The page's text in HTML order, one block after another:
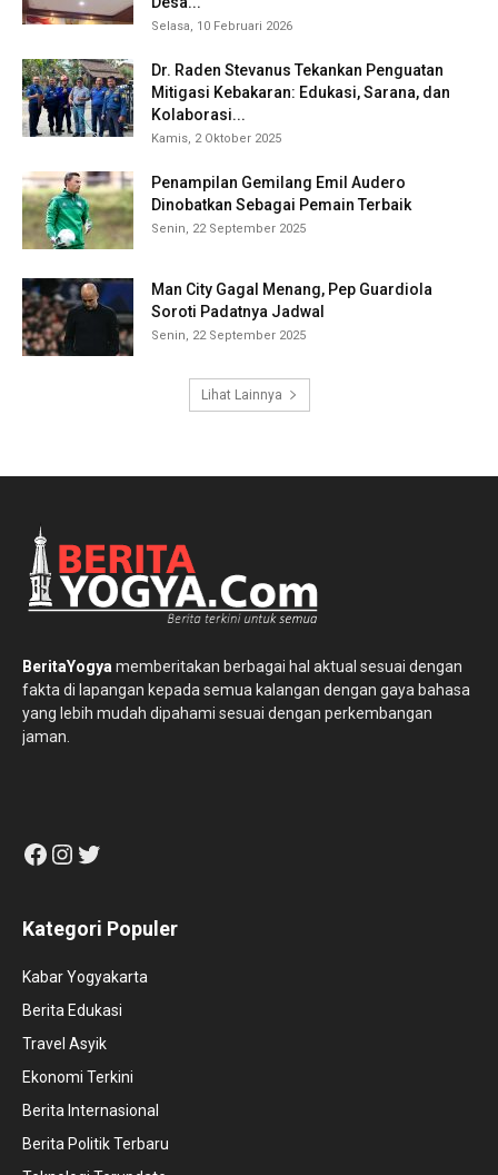
Selasa, 10 Februari 2026
Dr. Raden Stevanus Tekankan Penguatan
Mitigasi Kebakaran: Edukasi, Sarana, dan
Kolaborasi...
Kamis, 2 Oktober 2025
Penampilan Gemilang Emil Audero
Dinobatkan Sebagai Pemain Terbaik
Senin, 22 September 2025
Man City Gagal Menang, Pep Guardiola
Soroti Padatnya Jadwal
Senin, 22 September 2025
Lihat Lainnya
BeritaYogyamemberitakan berbagai hal aktual sesuai dengan
fakta di lapangan kepada semua kalangan dengan gaya bahasa
yang lebih mudah dipahami sesuai dengan perkembangan
jaman.
Facebook
Instagram
Twitter
Kategori Populer
Kabar Yogyakarta
Berita Edukasi
Travel Asyik
Ekonomi Terkini
Berita Internasional
Berita Politik Terbaru